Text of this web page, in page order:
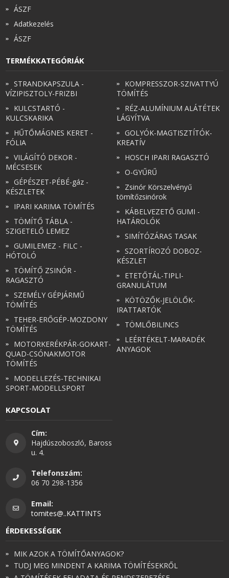
ÁSZF
Adatkezelés
ÁSZF
TERMÉKKATEGÓRIÁK
STRANDKAPSZULA -
VÍZIPISZTOLY-FRIZBI
KULCSTARTÓ -
KULCSKARIKA
HŰTŐMÁGNES KERET -
FÓLIA
VILÁGÍTÓ DEKOR -
MÉCSESEK
GÉPÉSZET-PÉBÉ-gáz -
KÉSZLETEK
IPARI KARIMA TÖMÍTÉS
TÖMÍTŐ TÁBLA -
SZIGETELŐ LEMEZ
GUMILEMEZ - FILC -
HÓTOLÓ
TÖMÍTŐ ZSINÓR -
RAGASZTÓ
SZEMÉLY GÉPJÁRMŰ
TÖMÍTÉS
TEHER-ERŐGÉP-MOZDONY
TÖMÍTÉS
MOTORKERÉKPÁR-GOKART-
QUAD-CSÓNAKMOTOR
TÖMÍTÉS
MODELLEZÉS-TECHNIKAI
SPORT-MODELLSPORT
KOMPRESSZOR-SZIVATTYÚ
TÖMÍTÉS
RÉZ-ALUMÍNIUM ALÁTÉTEK
LÁGYÍTVA
GOLYÓK-MAGTISZTÍTÓK-
KREATÍV
HOSCH IPARI RAGASZTÓ
O-GYŰRŰ
Zsinór Körszelvényű
tömítőzsinórok
KÁBELVEZETŐ GUMI -
HATÁROLÓK
SIMÍTÓZÁRAS TASAK
SZORTÍROZÓ DOBOZ-
KÉSZLET
ETETŐTÁL-TIPLI-
GRANULÁTUM
KÖTÖZŐK-JELÖLŐK-
IRATTARTÓK
TÖMLŐBILINCS
LEÉRTÉKELT-MARADÉK
ANYAGOK
KAPCSOLAT
Cím:
Hajdúszoboszló, Baross
u. 4.
Telefonszám:
06 70 298-1356
Email:
tomites@..KATTINTS
ÉRDEKESSÉGEK
MIK AZOK A TÖMÍTŐANYAGOK?
TUDJ MEG MINDENT A KARIMA TÖMÍTÉSEKRŐL